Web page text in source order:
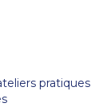
pratiques